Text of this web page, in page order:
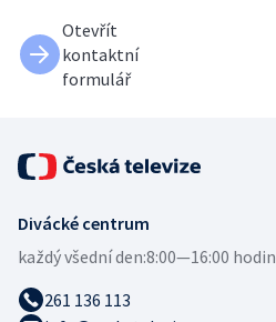
Otevřít
kontaktní
formulář
Divácké centrum
každý všední den:8:00—16:00 hodin
261 136 113